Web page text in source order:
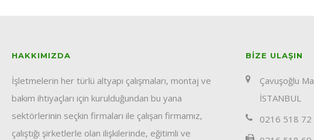
HAKKIMIZDA
İşletmelerin her türlü altyapı çalışmaları, montaj ve
bakım ihtiyaçları için kurulduğundan bu yana
sektörlerinin seçkin firmaları ile çalışan firmamız,
çalıştığı şirketlerle olan ilişkilerinde, eğitimli ve
BIZE ULAŞIN
Çavuşoğlu
İSTANBUL
0216 518 72